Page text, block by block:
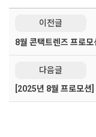
이전글
8월 콘택트렌즈 프로모
다음글
[2025년 8월 프로모션